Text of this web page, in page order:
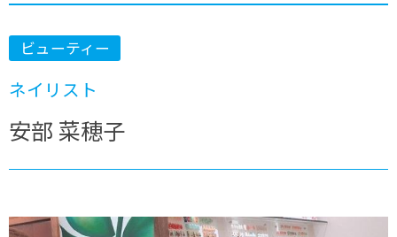
ビューティー
ネイリスト
安部 菜穂子